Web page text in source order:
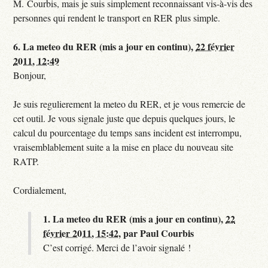
M. Courbis, mais je suis simplement reconnaissant vis-à-vis des
personnes qui rendent le transport en RER plus simple.
6.La meteo du RER (mis a jour en continu),22 février
2011, 12:49
Bonjour,
Je suis regulierement la meteo du RER, et je vous remercie de
cet outil. Je vous signale juste que depuis quelques jours, le
calcul du pourcentage du temps sans incident est interrompu,
vraisemblablement suite a la mise en place du nouveau site
RATP.
Cordialement,
1.La meteo du RER (mis a jour en continu),22
février 2011, 15:42,parPaul Courbis
C’est corrigé. Merci de l’avoir signalé !